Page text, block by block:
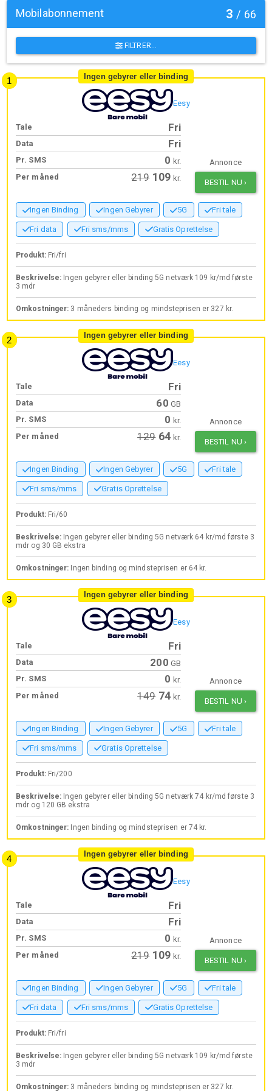
Mobilabonnement 3 / 66
FILTRER...
Ingen gebyrer eller binding
Eesy
Tale Fri
Data Fri
Pr. SMS 0 kr.
Per måned
219 109 kr.
Annonce
BESTIL NU ›
Ingen Binding Ingen Gebyrer 5G Fri tale
Fri data Fri sms/mms Gratis Oprettelse
Produkt: Fri/fri
Beskrivelse: Ingen gebyrer eller binding 5G netværk 109 kr/md første
3 mdr
Omkostninger: 3 måneders binding og mindsteprisen er 327 kr.
Ingen gebyrer eller binding
Eesy
Tale Fri
Data 60 GB
Pr. SMS
0 kr.
Per måned
129 64 kr.
Annonce
BESTIL NU ›
Ingen Binding Ingen Gebyrer 5G Fri tale
Fri sms/mms Gratis Oprettelse
Produkt: Fri/60
Beskrivelse: Ingen gebyrer eller binding 5G netværk 64 kr/md første 3
mdr og 30 GB ekstra
Omkostninger: Ingen binding og mindsteprisen er 64 kr.
Ingen gebyrer eller binding
Eesy
Tale Fri
Data 200 GB
Pr. SMS
0 kr.
Per måned
149 74 kr.
Annonce
BESTIL NU ›
Ingen Binding Ingen Gebyrer 5G Fri tale
Fri sms/mms Gratis Oprettelse
Produkt: Fri/200
Beskrivelse: Ingen gebyrer eller binding 5G netværk 74 kr/md første 3
mdr og 120 GB ekstra
Omkostninger: Ingen binding og mindsteprisen er 74 kr.
Ingen gebyrer eller binding
Eesy
Tale Fri
Data Fri
Pr. SMS 0 kr.
Per måned
219 109 kr.
Annonce
BESTIL NU ›
Ingen Binding Ingen Gebyrer 5G Fri tale
Fri data Fri sms/mms Gratis Oprettelse
Produkt: Fri/fri
Beskrivelse: Ingen gebyrer eller binding 5G netværk 109 kr/md første
3 mdr
Omkostninger: 3 måneders binding og mindsteprisen er 327 kr.